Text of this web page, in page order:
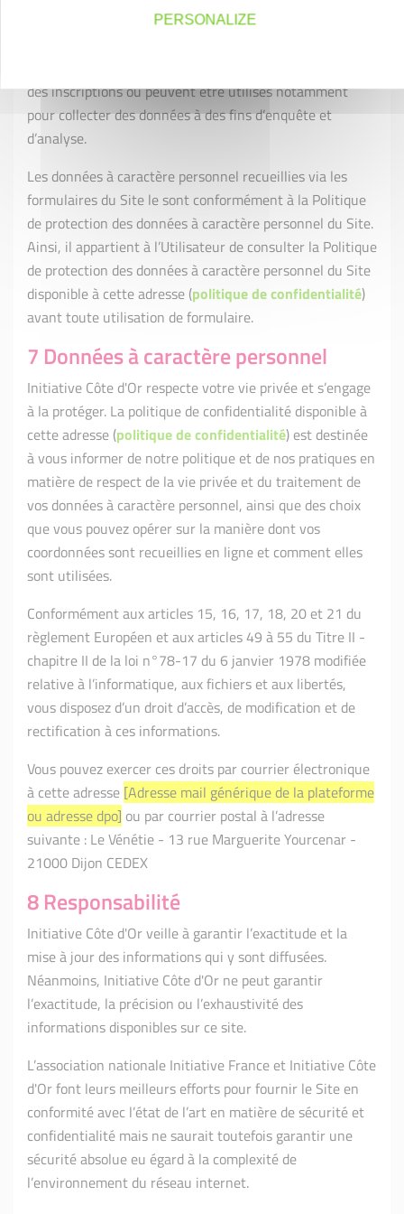
des inscriptions ou peuvent être utilisés notamment
pour collecter des données à des fins d’enquête et
d’analyse.
Les données à caractère personnel recueillies via les
formulaires du Site le sont conformément à la Politique
de protection des données à caractère personnel du Site.
Ainsi, il appartient à l’Utilisateur de consulter la Politique
de protection des données à caractère personnel du Site
disponible à cette adresse (politique de confidentialité)
avant toute utilisation de formulaire.
7 Données à caractère personnel
Initiative Côte d'Or respecte votre vie privée et s’engage
à la protéger. La politique de confidentialité disponible à
cette adresse (politique de confidentialité) est destinée
à vous informer de notre politique et de nos pratiques en
matière de respect de la vie privée et du traitement de
vos données à caractère personnel, ainsi que des choix
que vous pouvez opérer sur la manière dont vos
coordonnées sont recueillies en ligne et comment elles
sont utilisées.
Conformément aux articles 15, 16, 17, 18, 20 et 21 du
règlement Européen et aux articles 49 à 55 du Titre II -
chapitre II de la loi n°78-17 du 6 janvier 1978 modifiée
relative à l’informatique, aux fichiers et aux libertés,
vous disposez d’un droit d’accès, de modification et de
rectification à ces informations.
Vous pouvez exercer ces droits par courrier électronique
à cette adresse [Adresse mail générique de la plateforme
ou adresse dpo] ou par courrier postal à l’adresse
suivante : Le Vénétie - 13 rue Marguerite Yourcenar -
21000 Dijon CEDEX
8 Responsabilité
Initiative Côte d'Or veille à garantir l’exactitude et la
mise à jour des informations qui y sont diffusées.
Néanmoins, Initiative Côte d'Or ne peut garantir
l’exactitude, la précision ou l’exhaustivité des
informations disponibles sur ce site.
L’association nationale Initiative France et Initiative Côte
d'Or font leurs meilleurs efforts pour fournir le Site en
conformité avec l’état de l’art en matière de sécurité et
confidentialité mais ne saurait toutefois garantir une
sécurité absolue eu égard à la complexité de
l’environnement du réseau internet.
PERSONALIZE